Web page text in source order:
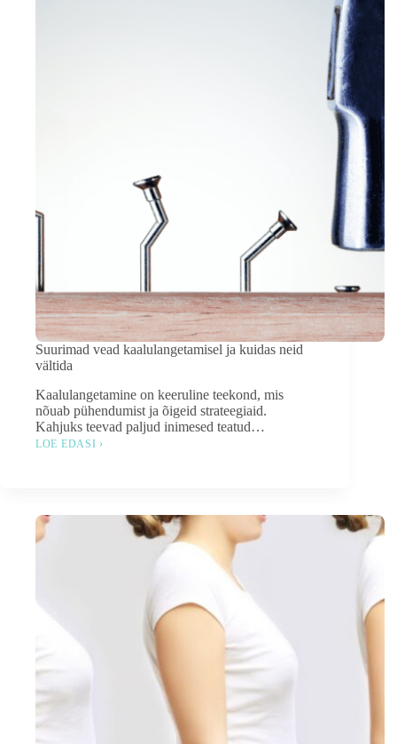
Suurimad vead kaalulangetamisel ja kuidas neid
vältida
Kaalulangetamine on keeruline teekond, mis
nõuab pühendumist ja õigeid strateegiaid.
Kahjuks teevad paljud inimesed teatud…
LOE EDASI ›